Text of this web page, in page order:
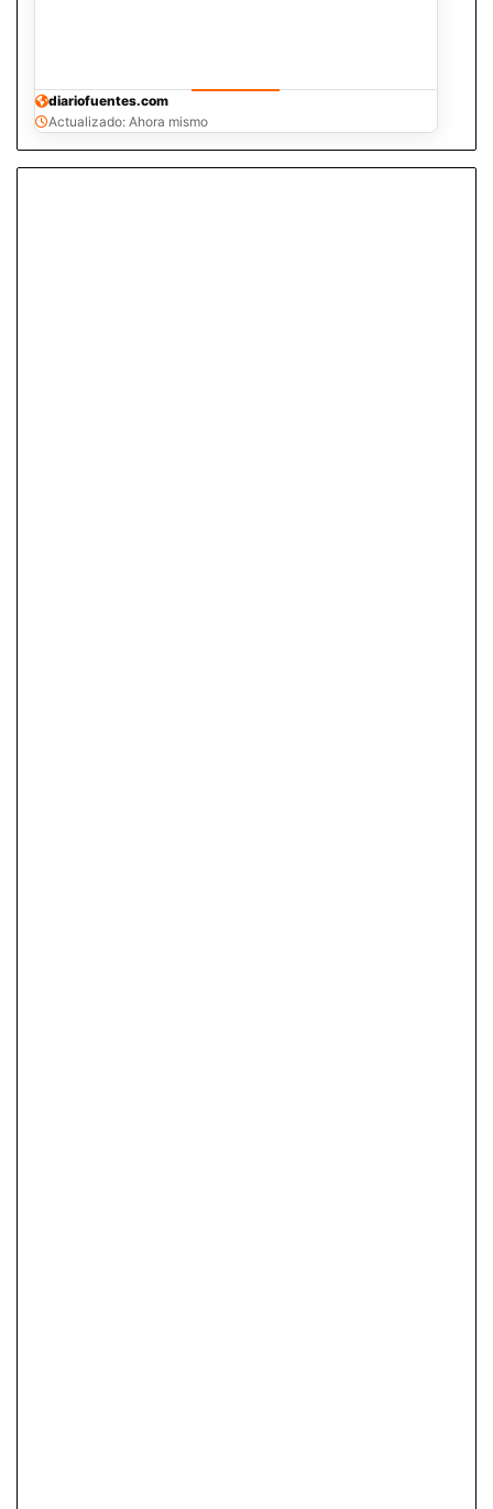
diariofuentes.com
Actualizado: Ahora mismo